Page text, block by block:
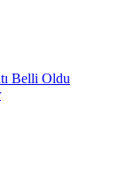
Belli Oldu